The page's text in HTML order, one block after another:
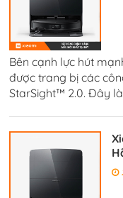
Bên cạnh lực hút
được trang bị các
StarSight™ 2.0. Đây